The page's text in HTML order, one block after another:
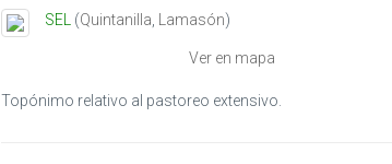
SEL (Quintanilla Lamasón)
Ver en mapa
Topónimo relativo al pastoreo extensivo.